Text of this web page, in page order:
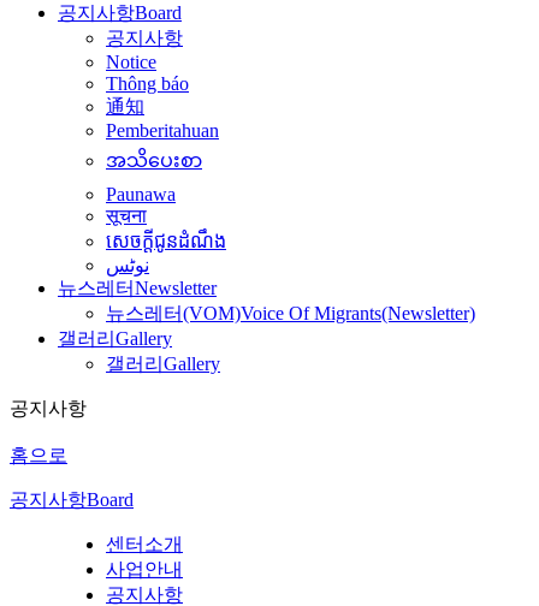
공지사항Board
공지사항
Notice
Thông báo
通知
Pemberitahuan
အသိပေးစာ
Paunawa
सूचना
សេចក្តីជូនដំណឹង
نوٹس
뉴스레터Newsletter
뉴스레터(VOM)Voice Of Migrants(Newsletter)
갤러리 Gallery
갤러리 Gallery
공지사항
홈으로
공지사항Board
센터소개
사업안내
공지사항